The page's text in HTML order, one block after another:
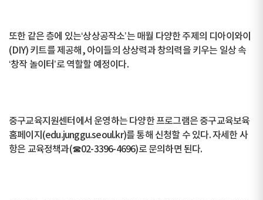
또한 같은 층에 있는‘상상공작소’는 매월 다양한 주제의 디아이와이
(DIY) 키트를 제공해, 아이들의 상상력과 창의력을 키우는 일상 속
‘창작 놀이터’로 역할할 예정이다.
중구교육지원센터에서 운영하는 다양한 프로그램은 중구교육보육
홈페이지(edu.junggu.seoul.kr)를 통해 신청할 수 있다. 자세한 사
항은 교육정책과(☎02-3396-4696)로 문의하면 된다.